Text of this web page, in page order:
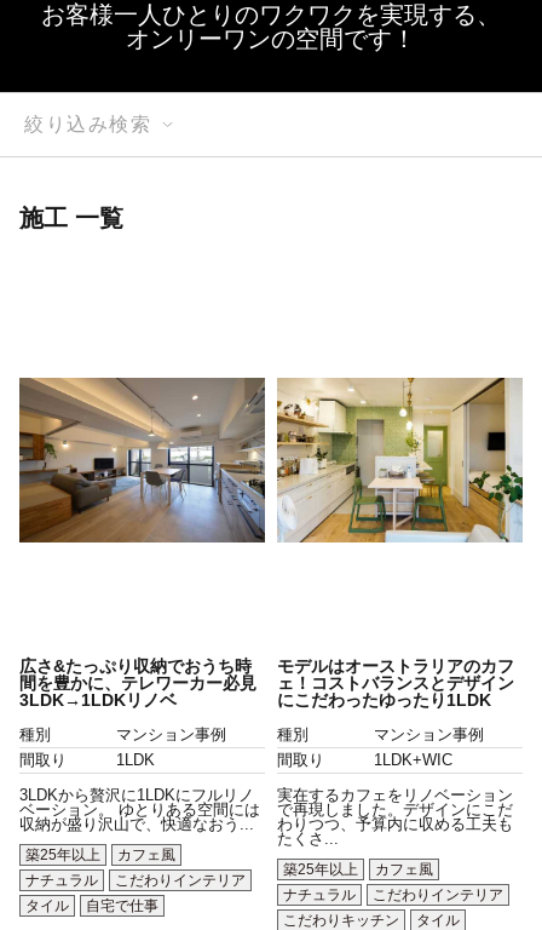
お客様一人ひとりのワクワクを実現する、
オンリーワンの空間です！
絞り込み検索
施工 一覧
広さ&たっぷり収納でおうち時
間を豊かに、テレワーカー必見
3LDK→1LDKリノベ
種別
マンション事例
間取り
1LDK
3LDKから贅沢に1LDKにフルリノ
ベーション。 ゆとりある空間には
収納が盛り沢山で、快適なおう...
築25年以上
カフェ風
ナチュラル
こだわりインテリア
タイル
自宅で仕事
モデルはオーストラリアのカフ
ェ！コストバランスとデザイン
にこだわったゆったり1LDK
種別
マンション事例
間取り
1LDK+WIC
実在するカフェをリノベーション
で再現しました。デザインにこだ
わりつつ、予算内に収める工夫も
たくさ...
築25年以上
カフェ風
ナチュラル
こだわりインテリア
こだわりキッチン
タイル